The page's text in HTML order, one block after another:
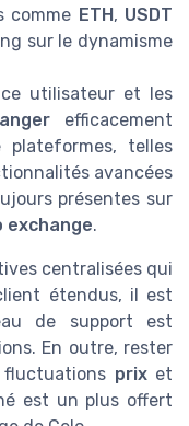
comme ETH , USDT
sur le dynamisme
utilisateur et les
efficacement
plateformes, telles
avancées
présentes sur
exchange.
centralisées qui
étendus, il est
de support est
En outre, rester
prixet
est un plus offert